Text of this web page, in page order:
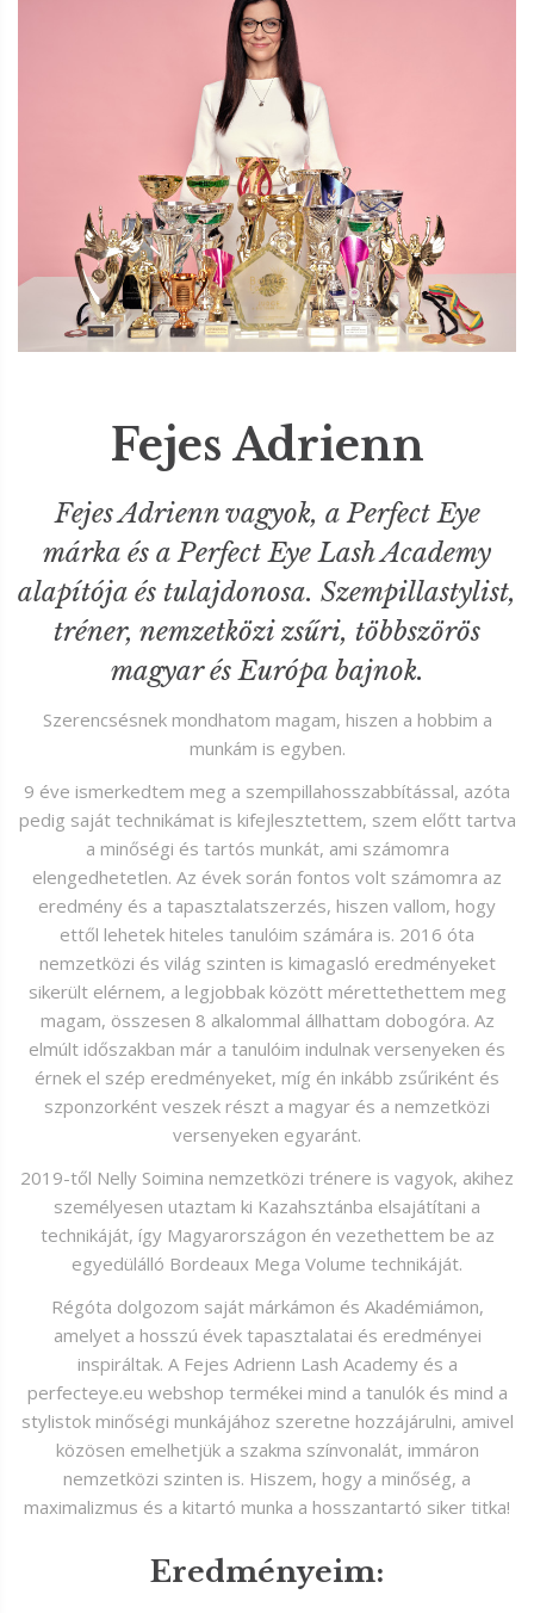
Fejes Adrienn
Fejes Adrienn vagyok, a Perfect Eye
márka és a Perfect Eye Lash Academy
alapítója és tulajdonosa. Szempillastylist,
tréner, nemzetközi zsűri, többszörös
magyar és Európa bajnok.
Szerencsésnek mondhatom magam, hiszen a hobbim a
munkám is egyben.
9 éve ismerkedtem meg a szempillahosszabbítással, azóta
pedig saját technikámat is kifejlesztettem, szem előtt tartva
a minőségi és tartós munkát, ami számomra
elengedhetetlen. Az évek során fontos volt számomra az
eredmény és a tapasztalatszerzés, hiszen vallom, hogy
ettől lehetek hiteles tanulóim számára is. 2016 óta
nemzetközi és világ szinten is kimagasló eredményeket
sikerült elérnem, a legjobbak között mérettethettem meg
magam, összesen 8 alkalommal állhattam dobogóra. Az
elmúlt időszakban már a tanulóim indulnak versenyeken és
érnek el szép eredményeket, míg én inkább zsűriként és
szponzorként veszek részt a magyar és a nemzetközi
versenyeken egyaránt.
2019-től Nelly Soimina nemzetközi trénere is vagyok, akihez
személyesen utaztam ki Kazahsztánba elsajátítani a
technikáját, így Magyarországon én vezethettem be az
egyedülálló Bordeaux Mega Volume technikáját.
Régóta dolgozom saját márkámon és Akadémiámon,
amelyet a hosszú évek tapasztalatai és eredményei
inspiráltak. A Fejes Adrienn Lash Academy és a
perfecteye.eu webshop termékei mind a tanulók és mind a
stylistok minőségi munkájához szeretne hozzájárulni, amivel
közösen emelhetjük a szakma színvonalát, immáron
nemzetközi szinten is. Hiszem, hogy a minőség, a
maximalizmus és a kitartó munka a hosszantartó siker titka!
Eredményeim: